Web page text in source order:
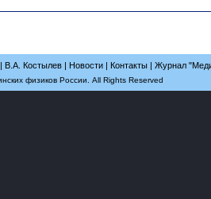
| В.А. Костылев | Новости | Контакты | Журнал
физиков России. All Rights Reserved